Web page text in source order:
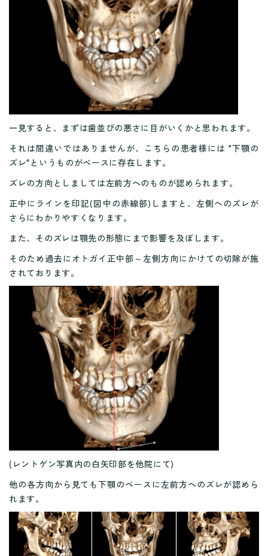
一見すると、まずは歯並びの悪さに目がいくかと思われます。
それは間違いではありませんが、こちらの患者様には "下顎の
ズレ"というものがベースに存在します。
ズレの方向としましては左前方へのものが認められます。
正中にラインを印記(図中の赤線部)しますと、左側へのズレが
さらにわかりやすくなります。
また、そのズレは顎先の形態にまで影響を及ぼします。
そのため過去にオトガイ正中部～左側方向にかけての切除が施
されております。
(レントゲン写真内の白矢印部を他院にて)
他の各方向から見ても下顎のベースに左前方へのズレが認めら
れます。